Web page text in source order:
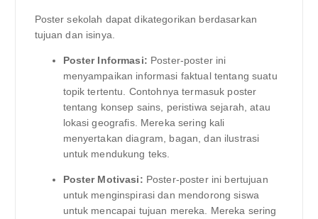
Poster sekolah dapat dikategorikan berdasarkan
tujuan dan isinya.
Poster Informasi: Poster-poster ini
menyampaikan informasi faktual tentang suatu
topik tertentu. Contohnya termasuk poster
tentang konsep sains, peristiwa sejarah, atau
lokasi geografis. Mereka sering kali
menyertakan diagram, bagan, dan ilustrasi
untuk mendukung teks.
Poster Motivasi: Poster-poster ini bertujuan
untuk menginspirasi dan mendorong siswa
untuk mencapai tujuan mereka. Mereka sering